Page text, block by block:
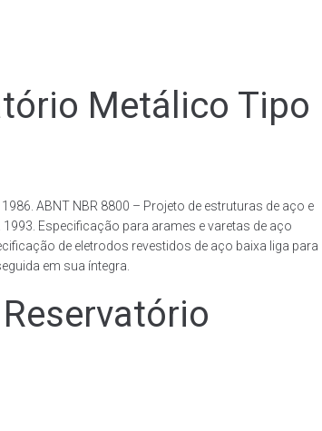
Metálico Tipo
ABNT NBR 8800 – Projeto de estruturas de aço e
Especificação para arames e varetas de aço
de eletrodos revestidos de aço baixa liga para
em sua íntegra.
Reservatório